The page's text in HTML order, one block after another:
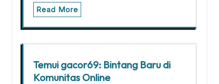
Read More
Temui gacor69: Bintang Baru di
Komunitas Online